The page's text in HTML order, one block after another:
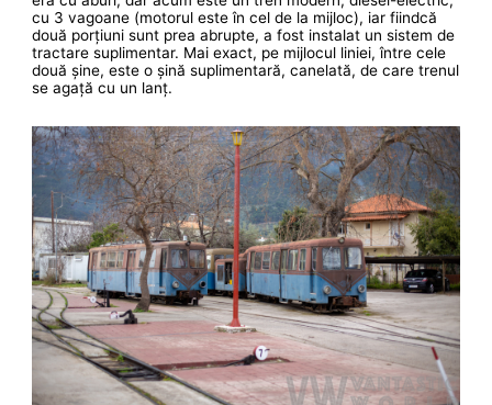
cu 3 vagoane (motorul este în cel de la mijloc), iar fiindcă
două porțiuni sunt prea abrupte, a fost instalat un sistem de
tractare suplimentar. Mai exact, pe mijlocul liniei, între cele
două șine, este o șină suplimentară, canelată, de care trenul
se agață cu un lanț.